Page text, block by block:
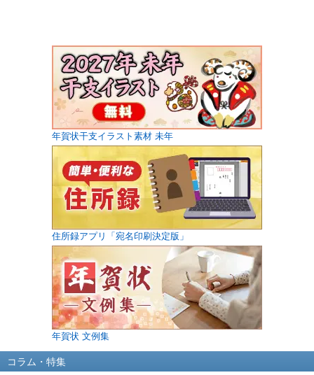
年賀状干支イラスト素材 未年
住所録アプリ「宛名印刷決定版」
年賀状 文例集
コラム・特集